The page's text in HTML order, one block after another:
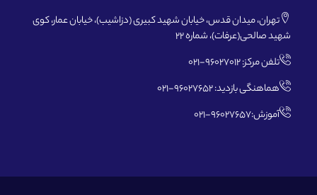
تهران، میدان قدس، خیابان شهید کبیری (دزاشیب)، خیابان عمار، کوی
شهید صالحی(عرفات)، شماره 22
تلفن مرکز: 96027012-021
هماهنگی بازدید: 96027652-021
آموزش:96027657-021